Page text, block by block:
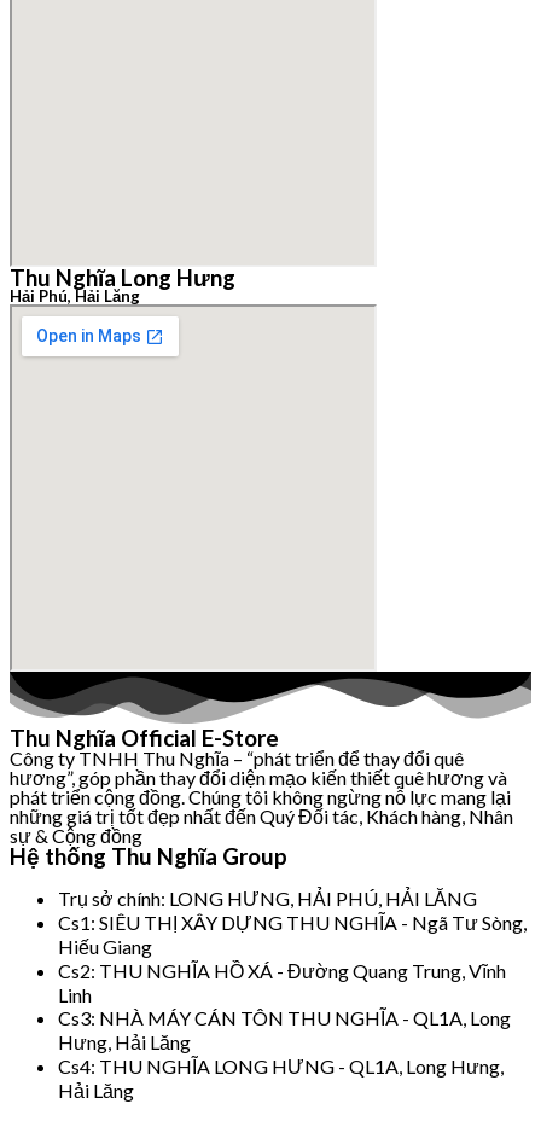
Thu Nghĩa Long Hưng
Hải Phú, Hải Lăng
Thu Nghĩa Official E-Store
Công ty TNHH Thu Nghĩa – “phát triển để thay đổi quê
hương”, góp phần thay đổi diện mạo kiến thiết quê hương và
phát triển cộng đồng. Chúng tôi không ngừng nỗ lực mang lại
những giá trị tốt đẹp nhất đến Quý Đối tác, Khách hàng, Nhân
sự & Cộng đồng
Hệ thống Thu Nghĩa Group
Trụ sở chính: LONG HƯNG, HẢI PHÚ, HẢI LĂNG
Cs1: SIÊU THỊ XÂY DỰNG THU NGHĨA - Ngã Tư Sòng,
Hiếu Giang
Cs2: THU NGHĨA HỒ XÁ - Đường Quang Trung, Vĩnh
Linh
Cs3: NHÀ MÁY CÁN TÔN THU NGHĨA - QL1A, Long
Hưng, Hải Lăng
Cs4: THU NGHĨA LONG HƯNG - QL1A, Long Hưng,
Hải Lăng